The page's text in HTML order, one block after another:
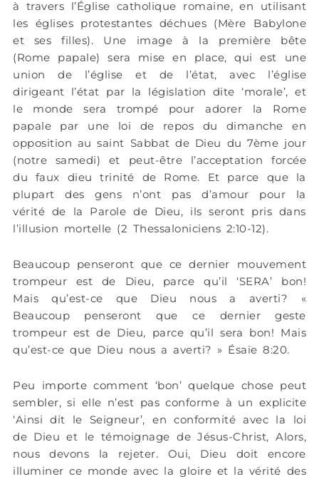
à travers l’Église catholique romaine, en utilisant
les églises protestantes déchues (Mère Babylone
et ses filles). Une image à la première bête
(Rome papale) sera mise en place, qui est une
union de l’église et de l’état, avec l’église
dirigeant l’état par la législation dite ‘morale’, et
le monde sera trompé pour adorer la Rome
papale par une loi de repos du dimanche en
opposition au saint Sabbat de Dieu du 7ème jour
(notre samedi) et peut-être l’acceptation forcée
du faux dieu trinité de Rome. Et parce que la
plupart des gens n’ont pas d’amour pour la
vérité de la Parole de Dieu, ils seront pris dans
l’illusion mortelle (2 Thessaloniciens 2:10-12).
Beaucoup penseront que ce dernier mouvement
trompeur est de Dieu, parce qu’il ‘SERA’ bon!
Mais qu’est-ce que Dieu nous a averti? «
Beaucoup penseront que ce dernier geste
trompeur est de Dieu, parce qu’il sera bon! Mais
qu’est-ce que Dieu nous a averti? » Ésaïe 8:20.
Peu importe comment ‘bon’ quelque chose peut
sembler, si elle n’est pas conforme à un explicite
‘Ainsi dit le Seigneur’, en conformité avec la loi
de Dieu et le témoignage de Jésus-Christ, Alors,
nous devons la rejeter. Oui, Dieu doit encore
illuminer ce monde avec la gloire et la vérité des